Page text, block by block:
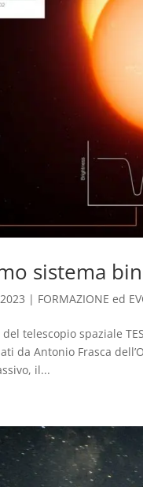
sistema
| FORMAZIONE ed
telescopio spaziale
da Antonio Frasca
il...